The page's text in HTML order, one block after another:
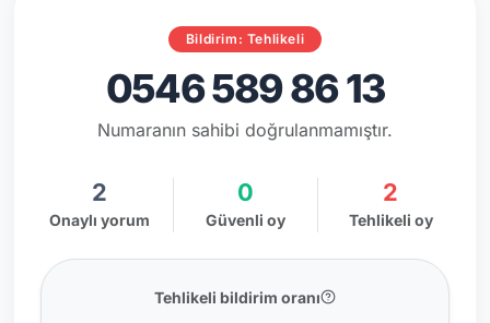
Bildirim: Tehlikeli
0546 589 86 13
Numaranın sahibi doğrulanmamıştır.
2
Onaylı yorum
0
Güvenli oy
2
Tehlikeli oy
Tehlikeli bildirim oranı